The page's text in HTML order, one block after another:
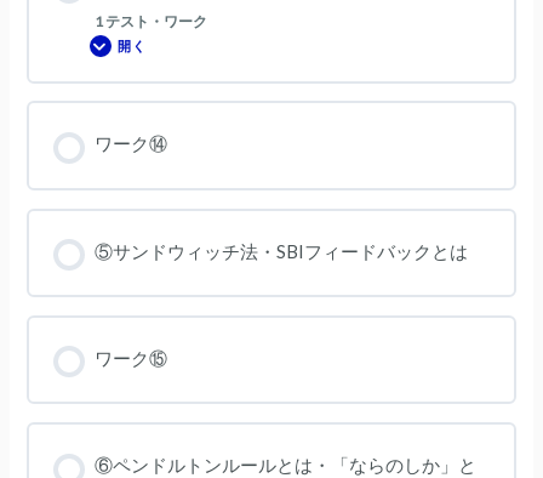
1 テスト・ワーク
開く
理
度
テ
④
ワーク⑭
⑤サンドウィッチ法・SBIフィードバックとは
ワーク⑮
⑥ペンドルトンルールとは・「ならのしか」と